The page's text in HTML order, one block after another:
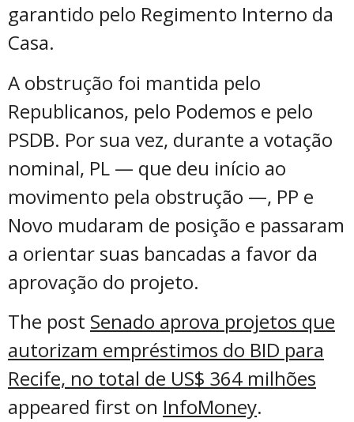
garantido pelo Regimento Interno da
Casa.
A obstrução foi mantida pelo
Republicanos, pelo Podemos e pelo
PSDB. Por sua vez, durante a votação
nominal, PL — que deu início ao
movimento pela obstrução —, PP e
Novo mudaram de posição e passaram
a orientar suas bancadas a favor da
aprovação do projeto.
The post Senado aprova projetos que
autorizam empréstimos do BID para
Recife, no total de US$ 364 milhões
appeared first on InfoMoney.